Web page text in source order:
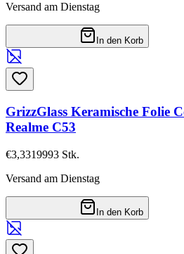
Versand am Dienstag
In den Korb
GrizzGlass Keramische Folie
Realme C53
€3,3319993 Stk.
Versand am Dienstag
In den Korb